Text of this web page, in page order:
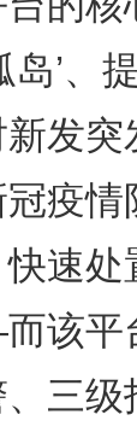
岛’、
发
疫
速
该平
三级